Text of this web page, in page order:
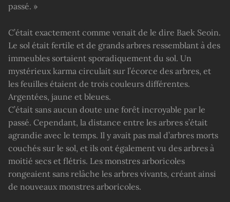
passé. »
C’était exactement comme venait de le dire Baek Seoin.
Le sol était fertile et de grands arbres ressemblant à des
immeubles sortaient sporadiquement du sol. Un
mystérieux karma circulait sur l’écorce des arbres, et
les feuilles étaient de trois couleurs différentes.
Argentées, jaune et bleues.
C’était sans aucun doute une forêt incroyable par le
passé. Cependant, la distance entre les arbres s’était
agrandie avec le temps. Il y avait pas mal d’arbres morts
couchés sur le sol, et ils ont également vu des arbres à
moitié secs et flétris. Les monstres arboricoles
rongeaient sans relâche les arbres vivants, créant ainsi
de nouveaux monstres arboricoles.